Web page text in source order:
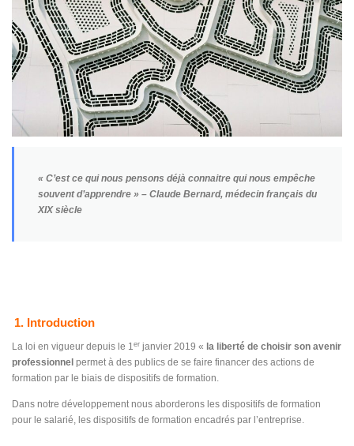
« C’est ce qui nous pensons déjà connaitre qui nous empêche
souvent d’apprendre » – Claude Bernard, médecin français du
XIX siècle
1. Introduction
La loi en vigueur depuis le 1er janvier 2019 « la liberté de choisir son avenir
professionnel permet à des publics de se faire financer des actions de
formation par le biais de dispositifs de formation.
Dans notre développement nous aborderons les dispositifs de formation
pour le salarié, les dispositifs de formation encadrés par l’entreprise.